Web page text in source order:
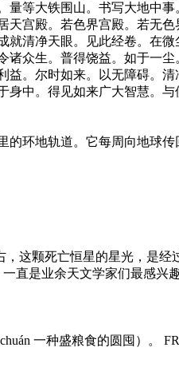
等大铁围山。书写大地中
宫殿。若色界宫殿。若无
清净天眼。见此经卷。在
众生。普得饶益。如于一
。尔时如来。以无障碍。
中。得见如来广大智慧。
环地轨道。它每周向地球
这颗死亡恒星的星光，是经
直是业余天文学家们最感兴
一种盛粮食的圆囤）。